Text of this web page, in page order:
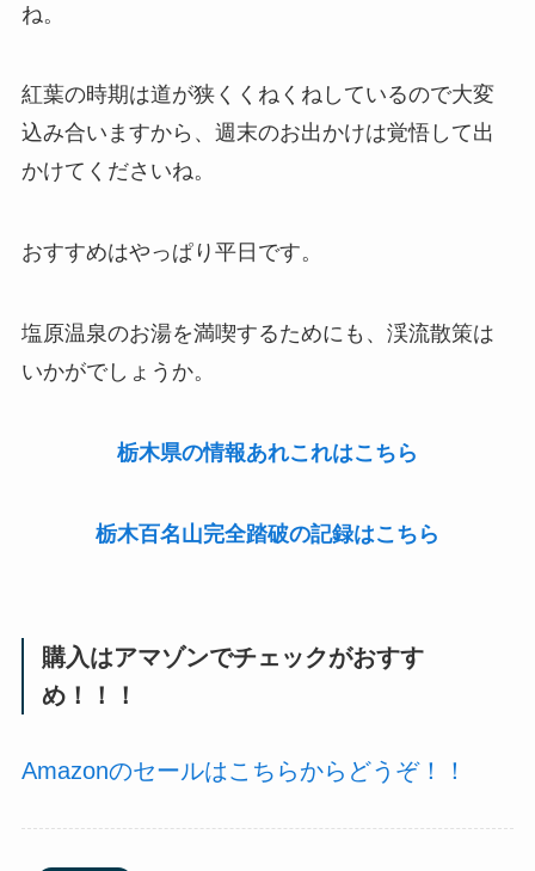
ね。
紅葉の時期は道が狭くくねくねしているので大変
込み合いますから、週末のお出かけは覚悟して出
かけてくださいね。
おすすめはやっぱり平日です。
塩原温泉のお湯を満喫するためにも、渓流散策は
いかがでしょうか。
栃木県の情報あれこれはこちら
栃木百名山完全踏破の記録はこちら
購入はアマゾンでチェックがおすす
め！！！
Amazonのセールはこちらからどうぞ！！